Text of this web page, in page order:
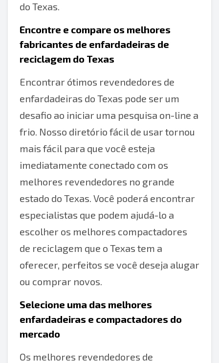
do Texas.
Encontre e compare os melhores
fabricantes de enfardadeiras de
reciclagem do Texas
Encontrar ótimos revendedores de
enfardadeiras do Texas pode ser um
desafio ao iniciar uma pesquisa on-line a
frio. Nosso diretório fácil de usar tornou
mais fácil para que você esteja
imediatamente conectado com os
melhores revendedores no grande
estado do Texas. Você poderá encontrar
especialistas que podem ajudá-lo a
escolher os melhores compactadores
de reciclagem que o Texas tem a
oferecer, perfeitos se você deseja alugar
ou comprar novos.
Selecione uma das melhores
enfardadeiras e compactadores do
mercado
Os melhores revendedores de